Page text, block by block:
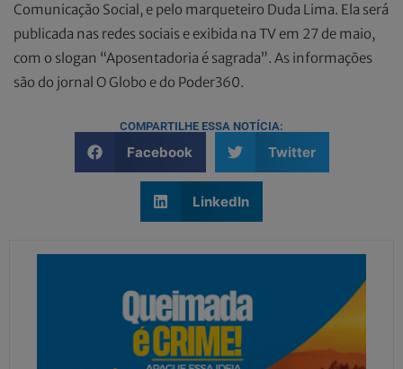
Comunicação Social, e pelo marqueteiro Duda Lima. Ela será
publicada nas redes sociais e exibida na TV em 27 de maio,
com o slogan “Aposentadoria é sagrada”. As informações
são do jornal O Globo e do Poder360.
COMPARTILHE ESSA NOTÍCIA:
Facebook Twitter
LinkedIn